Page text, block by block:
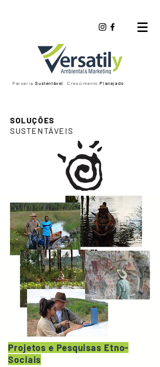
ParceriaSustentável. CrescimentoPlanejado.
SOLUÇÕES
SUSTENTÁVEIS
Projetos e Pesquisas Etno-
Sociais